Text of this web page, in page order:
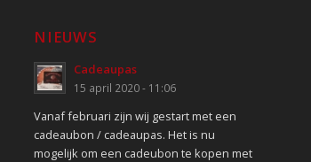
NIEUWS
Cadeaupas
15 april 2020 - 11:06
Vanaf februari zijn wij gestart met een
cadeaubon / cadeaupas. Het is nu
mogelijk om een cadeubon te kopen met